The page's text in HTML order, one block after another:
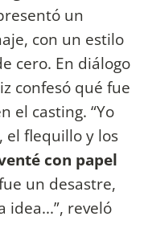
un
con un estilo
cero. En diálogo
confesó qué fue
el casting. “Yo
el flequillo y los
con papel
un desastre,
idea...”, reveló